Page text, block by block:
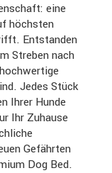
eine
höchsten
Entstanden
Streben nach
Jedes Stück
Ihrer Hunde
Ihr Zuhause
Gefährten
Dog Bed.